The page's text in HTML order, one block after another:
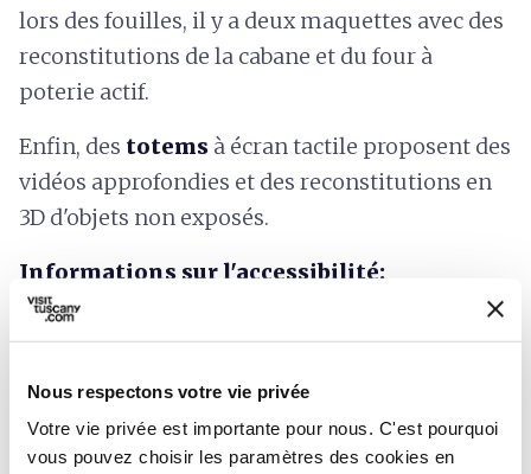
Nous respectons votre vie privée
Votre vie privée est importante pour nous. C'est pourquoi
vous pouvez choisir les paramètres des cookies en
lors des fouilles, il y a deux maquettes avec des
reconstitutions de la cabane et du four à
poterie actif.
Enfin, des totems à écran tactile proposent des
vidéos approfondies et des reconstitutions en
3D d'objets non exposés.
Informations sur l'accessibilité:
regione.toscana.it